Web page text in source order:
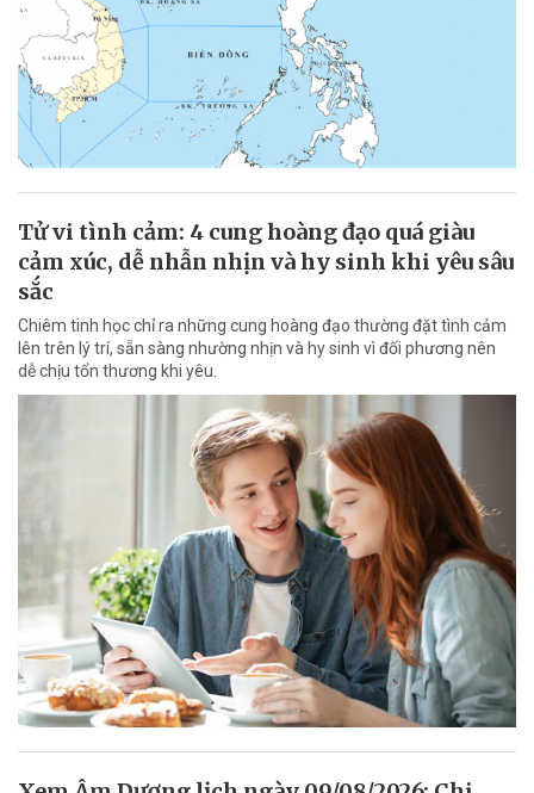
Tử vi tình cảm: 4 cung hoàng đạo quá giàu
cảm xúc, dễ nhẫn nhịn và hy sinh khi yêu sâu
sắc
Chiêm tinh học chỉ ra những cung hoàng đạo thường đặt tình cảm
lên trên lý trí, sẵn sàng nhường nhịn và hy sinh vì đối phương nên
dễ chịu tổn thương khi yêu.